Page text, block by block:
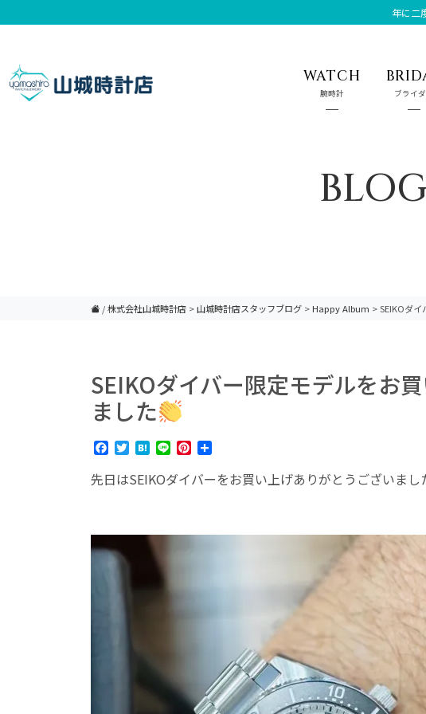
年に二
WATCH
腕時計 ブライ
/株式会社山城時計店 >山城時計店スタッフブログ > Happy Album >SEIKOダ
SEIKOダイバー限定モデルをお
ました
Facebook
TwitterHatena
Line Pinterest
先日はSEIKOダイバーをお買い上げありがとうございまし